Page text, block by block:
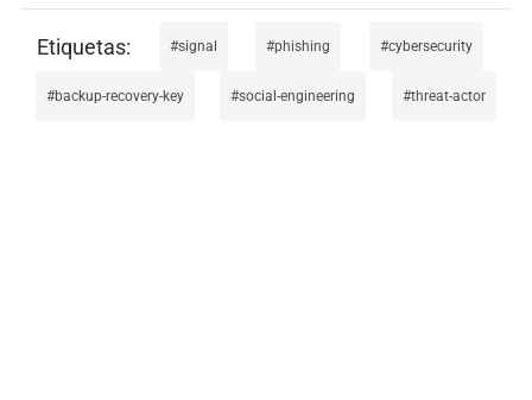
signal phishing cybersecurity
backup-recovery-key social-engineering threat-actor